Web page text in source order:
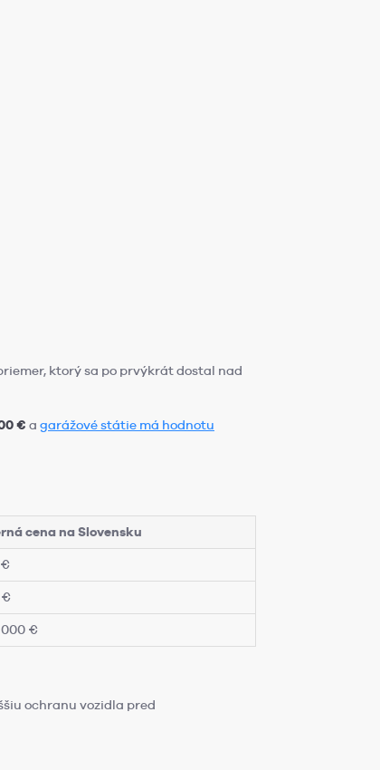
ktorý sa po prvýkrát dostal nad
€ a garážové státie má hodnotu
cena na Slovensku
€
€
000 €
ochranu vozidla pred